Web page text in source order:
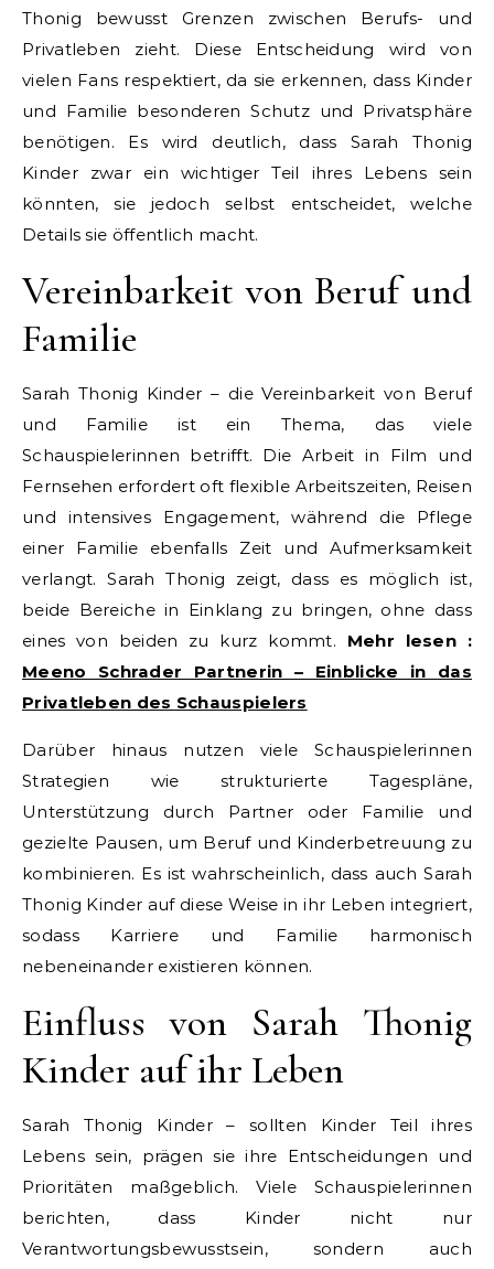
Thonig bewusst Grenzen zwischen Berufs- und
Privatleben zieht. Diese Entscheidung wird von
vielen Fans respektiert, da sie erkennen, dass Kinder
und Familie besonderen Schutz und Privatsphäre
benötigen. Es wird deutlich, dass Sarah Thonig
Kinder zwar ein wichtiger Teil ihres Lebens sein
könnten, sie jedoch selbst entscheidet, welche
Details sie öffentlich macht.
Vereinbarkeit von Beruf und
Familie
Sarah Thonig Kinder – die Vereinbarkeit von Beruf
und Familie ist ein Thema, das viele
Schauspielerinnen betrifft. Die Arbeit in Film und
Fernsehen erfordert oft flexible Arbeitszeiten, Reisen
und intensives Engagement, während die Pflege
einer Familie ebenfalls Zeit und Aufmerksamkeit
verlangt. Sarah Thonig zeigt, dass es möglich ist,
beide Bereiche in Einklang zu bringen, ohne dass
eines von beiden zu kurz kommt. Mehr lesen :
Meeno Schrader Partnerin – Einblicke in das
Privatleben des Schauspielers
Darüber hinaus nutzen viele Schauspielerinnen
Strategien wie strukturierte Tagespläne,
Unterstützung durch Partner oder Familie und
gezielte Pausen, um Beruf und Kinderbetreuung zu
kombinieren. Es ist wahrscheinlich, dass auch Sarah
Thonig Kinder auf diese Weise in ihr Leben integriert,
sodass Karriere und Familie harmonisch
nebeneinander existieren können.
Einfluss von Sarah Thonig
Kinder auf ihr Leben
Sarah Thonig Kinder – sollten Kinder Teil ihres
Lebens sein, prägen sie ihre Entscheidungen und
Prioritäten maßgeblich. Viele Schauspielerinnen
berichten, dass Kinder nicht nur
Verantwortungsbewusstsein, sondern auch